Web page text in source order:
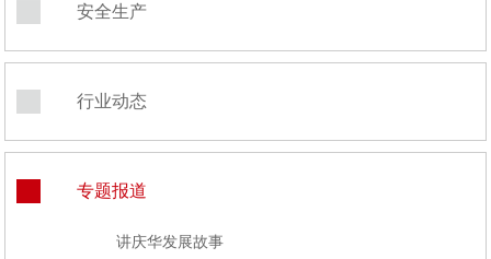
安全生产
行业动态
专题报道
讲庆华发展故事